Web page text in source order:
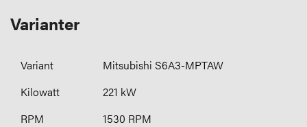
Varianter
Mitsubishi S6A3-MPTAW
221 kW
1530 RPM